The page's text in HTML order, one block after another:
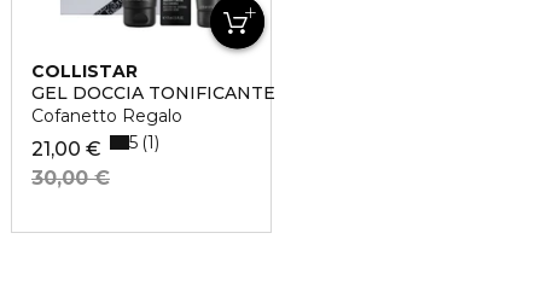
COLLISTAR
GEL DOCCIA TONIFICANTE
Cofanetto Regalo
21,00 €
30,00 €
5 1